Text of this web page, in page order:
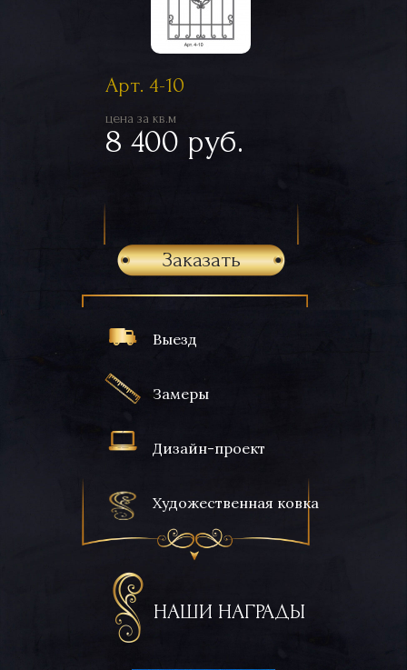
Выезд
Замеры
Дизайн-проект
Художественная ковка
НАШИ НАГРАДЫ
Арт. 4-10
цена за кв.м
8 400 руб.
Заказать